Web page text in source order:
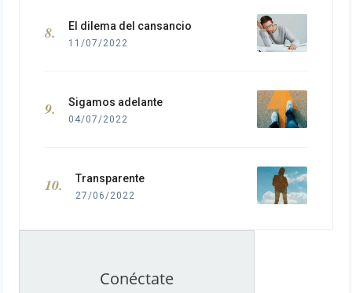
El dilema del cansancio
11/07/2022
Sigamos adelante
04/07/2022
Transparente
27/06/2022
Conéctate